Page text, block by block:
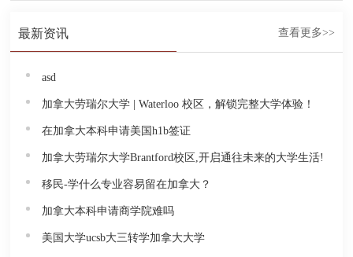
最新资讯 查看更多>>
asd
加拿大劳瑞尔大学 | Waterloo 校区，解锁完整大学体验！
在加拿大本科申请美国h1b签证
加拿大劳瑞尔大学Brantford校区,开启通往未来的大学生活!
移民-学什么专业容易留在加拿大？
加拿大本科申请商学院难吗
美国大学ucsb大三转学加拿大大学